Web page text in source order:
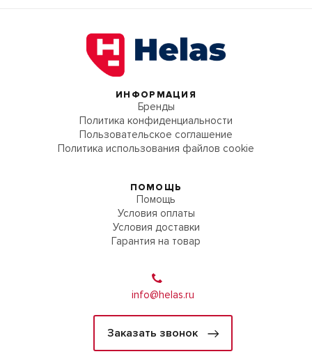
ИНФОРМАЦИЯ
Бренды
Политика конфиденциальности
Пользовательское соглашение
Политика использования файлов cookie
ПОМОЩЬ
Помощь
Условия оплаты
Условия доставки
Гарантия на товар
info@helas.ru
Заказать звонок